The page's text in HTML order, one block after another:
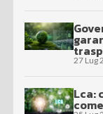
27 Lug
Lca: